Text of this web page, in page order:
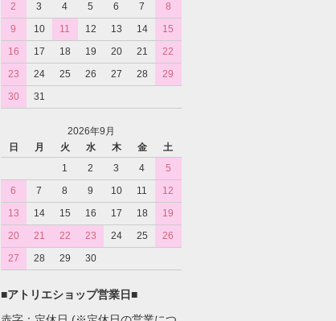
2
3 4 5 6 7
8
9
10 11 12 13 14
15
16
17 18 19 20 21
22
23
24 25 26 27 28
29
30
31
2026年9月
日
月 火 水 木 金
土
1
2 3 4
5
6
7 8 9 10 11
12
13
14 15 16 17 18
19
20
21 22 23 24 25
26
27
28 29 30
■アトリエショップ営業日■